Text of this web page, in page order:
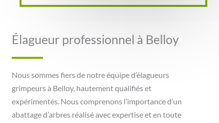
Élagueur professionnel à Belloy
Nous sommes fiers de notre équipe d’élagueurs
grimpeurs à Belloy, hautement qualifiés et
expérimentés. Nous comprenons l’importance d’un
abattage d’arbres réalisé avec expertise et en toute